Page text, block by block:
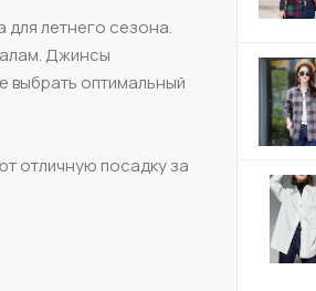
летнего сезона.
Джинсы
выбрать оптимальный
отличную посадку за